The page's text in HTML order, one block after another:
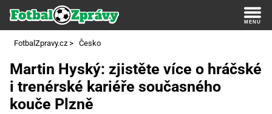
FotbalZpravy.cz > Česko
Martin Hyský: zjistěte více o hráčské
i trenérské kariéře současného
kouče Plzně